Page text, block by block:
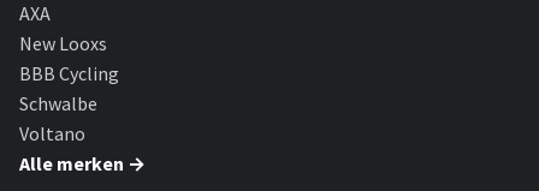
AXA
New Looxs
BBB Cycling
Schwalbe
Voltano
Alle merken →